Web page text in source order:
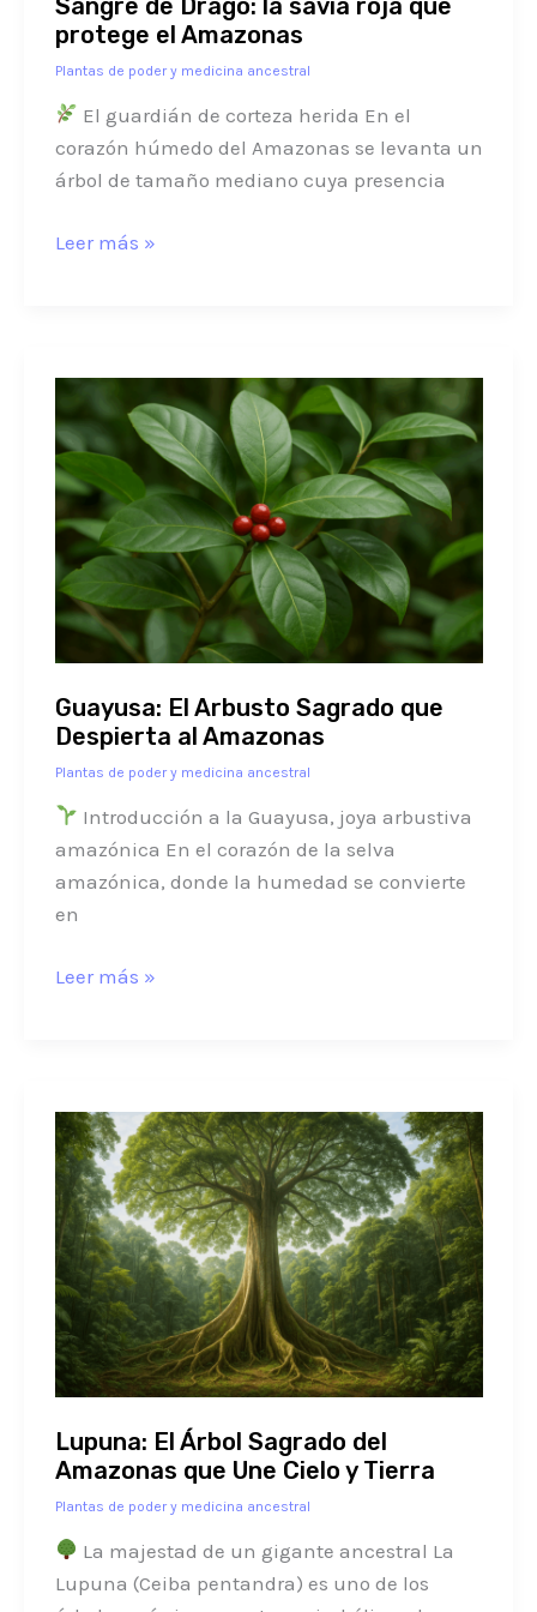
Sangre de Drago: la savia roja que
protege el Amazonas
Plantas de poder y medicina ancestral
El guardián de corteza herida En el
corazón húmedo del Amazonas se levanta un
árbol de tamaño mediano cuya presencia
Leer más »
Guayusa: El Arbusto Sagrado que
Despierta al Amazonas
Plantas de poder y medicina ancestral
Introducción a la Guayusa, joya arbustiva
amazónica En el corazón de la selva
amazónica, donde la humedad se convierte
en
Guayusa:
El
Arbusto
Sagrado
que
Despierta
al
Amazonas
Leer más »
Lupuna: El Árbol Sagrado del
Amazonas que Une Cielo y Tierra
Plantas de poder y medicina ancestral
La majestad de un gigante ancestral La
Lupuna (Ceiba pentandra) es uno de los
Lupuna:
El
Árbol
Sagrado
del
Amazonas
que
Une
Cielo
Tierra